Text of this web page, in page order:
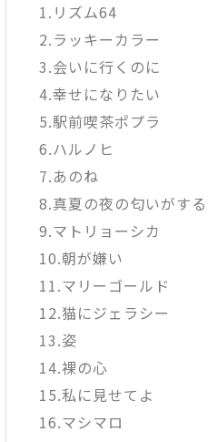
1.リズム64
2.ラッキーカラー
3.会いに行くのに
4.幸せになりたい
5.駅前喫茶ポプラ
6.ハルノヒ
7.あのね
8.真夏の夜の匂いがする
9.マトリョーシカ
10.朝が嫌い
11.マリーゴールド
12.猫にジェラシー
13.姿
14.裸の心
15.私に見せてよ
16.マシマロ